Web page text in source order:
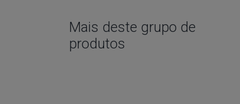
Mais deste grupo de
produtos